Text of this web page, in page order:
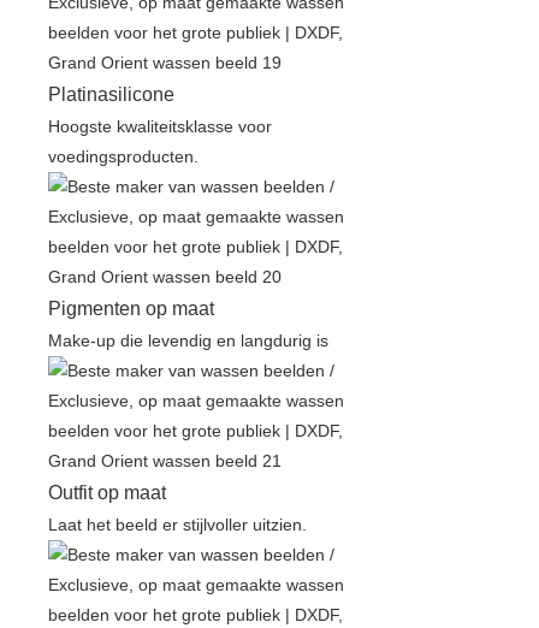
Platinasilicone
Hoogste kwaliteitsklasse voor
voedingsproducten.
Pigmenten op maat
Make-up die levendig en langdurig is
Outfit op maat
Laat het beeld er stijlvoller uitzien.